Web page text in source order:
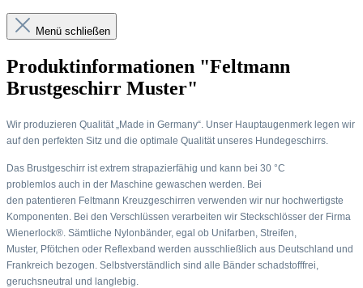
Menü schließen
Produktinformationen "Feltmann
Brustgeschirr Muster"
Wir produzieren Qualität „Made in Germany“. Unser Hauptaugenmerk legen wir
auf den perfekten Sitz und die optimale Qualität unseres Hundegeschirrs.
Das Brustgeschirr ist extrem strapazierfähig und kann bei 30 °C
problemlos auch in der Maschine gewaschen werden. Bei
den patentieren Feltmann Kreuzgeschirren verwenden wir nur hochwertigste
Komponenten. Bei den Verschlüssen verarbeiten wir Steckschlösser der Firma
Wienerlock®. Sämtliche Nylonbänder, egal ob Unifarben, Streifen,
Muster, Pfötchen oder Reflexband werden ausschließlich aus Deutschland und
Frankreich bezogen. Selbstverständlich sind alle Bänder schadstofffrei,
geruchsneutral und langlebig.